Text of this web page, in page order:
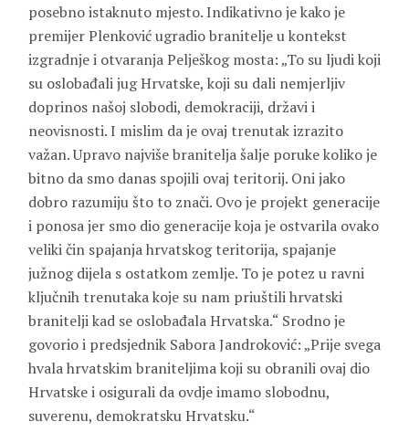
posebno istaknuto mjesto. Indikativno je kako je
premijer Plenković ugradio branitelje u kontekst
izgradnje i otvaranja Pelješkog mosta: „To su ljudi koji
su oslobađali jug Hrvatske, koji su dali nemjerljiv
doprinos našoj slobodi, demokraciji, državi i
neovisnosti. I mislim da je ovaj trenutak izrazito
važan. Upravo najviše branitelja šalje poruke koliko je
bitno da smo danas spojili ovaj teritorij. Oni jako
dobro razumiju što to znači. Ovo je projekt generacije
i ponosa jer smo dio generacije koja je ostvarila ovako
veliki čin spajanja hrvatskog teritorija, spajanje
južnog dijela s ostatkom zemlje. To je potez u ravni
ključnih trenutaka koje su nam priuštili hrvatski
branitelji kad se oslobađala Hrvatska.“ Srodno je
govorio i predsjednik Sabora Jandroković: „Prije svega
hvala hrvatskim braniteljima koji su obranili ovaj dio
Hrvatske i osigurali da ovdje imamo slobodnu,
suverenu, demokratsku Hrvatsku.“